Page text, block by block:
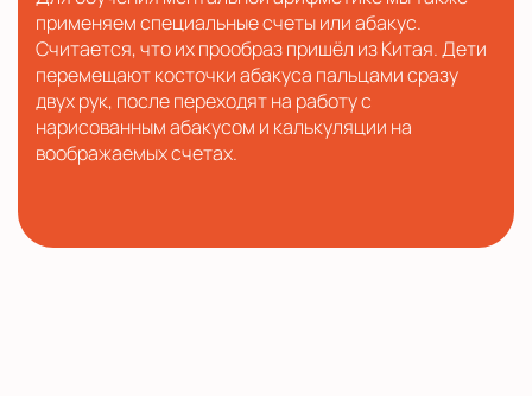
применяем специальные счеты или абакус.
Считается, что их прообраз пришёл из Китая. Дети
перемещают косточки абакуса пальцами сразу
двух рук, после переходят на работу с
нарисованным абакусом и калькуляции на
воображаемых счетах.